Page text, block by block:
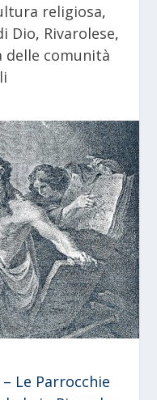
religiosa,
Dio, Rivarolese,
delle comunità
– Le Parrocchie